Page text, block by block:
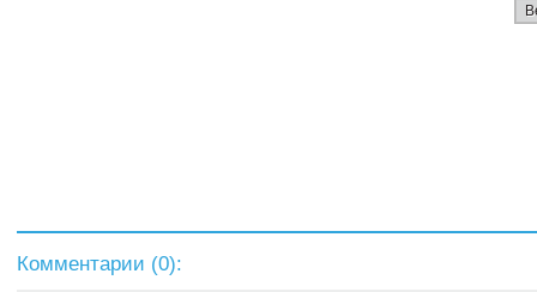
Комментарии (0):